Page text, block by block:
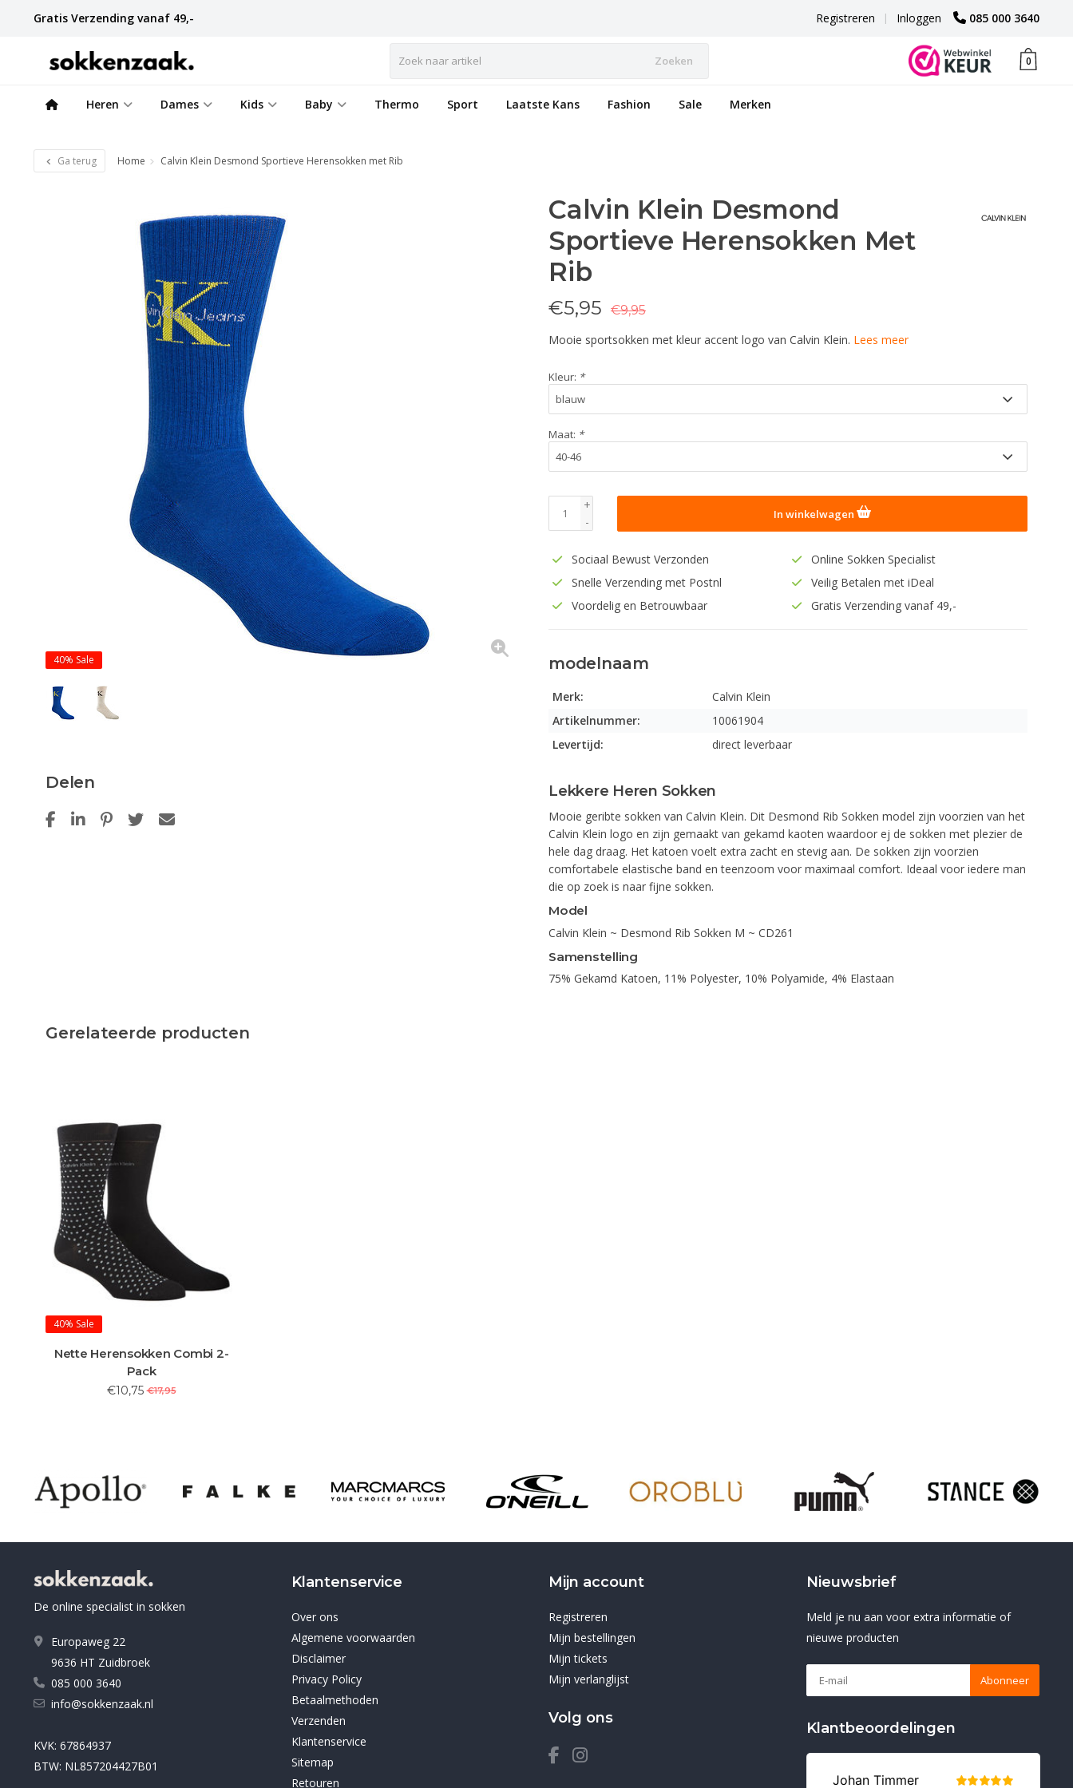
Gratis Verzending vanaf 49,- 085 000 3640
Inloggen
|
Registreren
Zoeken 0
Heren Dames Kids Baby Thermo Sport Laatste Kans Fashion Sale Merken
Ga terug Home Calvin Klein Desmond Sportieve Herensokken met Rib
40% Sale
Delen
Calvin Klein Desmond
Sportieve Herensokken Met
Rib
€5,95
€9,95
Mooie sportsokken met kleur accent logo van Calvin Klein. Lees meer
Kleur: *
Maat: *
+
-
In winkelwagen
Sociaal Bewust Verzonden
Online Sokken Specialist
Snelle Verzending met Postnl
Veilig Betalen met iDeal
Voordelig en Betrouwbaar
Gratis Verzending vanaf 49,-
modelnaam
Merk:
Calvin Klein
Artikelnummer:
10061904
Levertijd:
direct leverbaar
Lekkere Heren Sokken
Mooie geribte sokken van Calvin Klein. Dit Desmond Rib Sokken model zijn voorzien van het
Calvin Klein logo en zijn gemaakt van gekamd kaoten waardoor ej de sokken met plezier de
hele dag draag. Het katoen voelt extra zacht en stevig aan. De sokken zijn voorzien
comfortabele elastische band en teenzoom voor maximaal comfort. Ideaal voor iedere man
die op zoek is naar fijne sokken.
Model
Calvin Klein ~ Desmond Rib Sokken M ~ CD261
Samenstelling
75% Gekamd Katoen, 11% Polyester, 10% Polyamide, 4% Elastaan
Gerelateerde producten
40% Sale
Nette Herensokken Combi 2-
Pack
€10,75 €17,95
De online specialist in sokken
Europaweg 22
9636 HT Zuidbroek
085 000 3640
info@sokkenzaak.nl
KVK: 67864937
BTW: NL857204427B01
Klantenservice
Over ons
Algemene voorwaarden
Disclaimer
Privacy Policy
Betaalmethoden
Verzenden
Klantenservice
Sitemap
Retouren
Mijn account
Registreren
Mijn bestellingen
Mijn tickets
Mijn verlanglijst
Volg ons
Nieuwsbrief
Meld je nu aan voor extra informatie of
nieuwe producten
Abonneer
Klantbeoordelingen